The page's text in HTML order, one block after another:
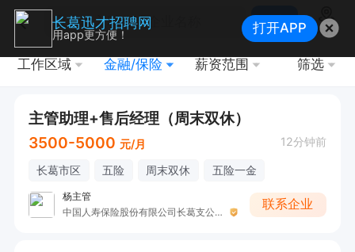
搜索
地图
工作区域 金融/保险 薪资范围 筛选
主管助理+售后经理（周末双休）
3500-5000 元/月 12分钟前
长葛市区 五险 周末双休 五险一金
杨主管
中国人寿保险股份有限公司长葛支公司
联系企业
长葛迅才招聘网
用app更方便！ 打开APP